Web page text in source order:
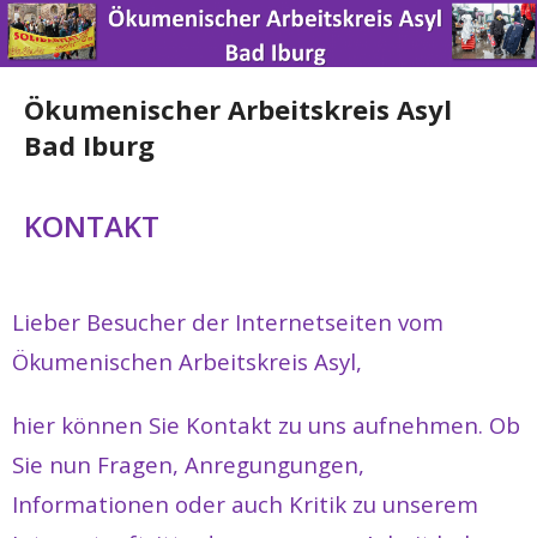
Ökumenischer Arbeitskreis Asyl
Bad Iburg
Home
Über uns
Spenden
KONTAKT
Lieber Besucher der Internetseiten vom
Ökumenischen Arbeitskreis Asyl,
hier können Sie Kontakt zu uns aufnehmen. Ob
Sie nun Fragen, Anregungungen,
Informationen oder auch Kritik zu unserem